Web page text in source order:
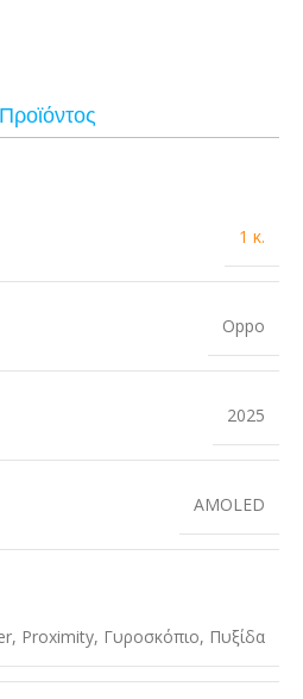
1 κ.
Oppo
2025
AMOLED
, Proximity, Γυροσκόπιο, Πυξίδα